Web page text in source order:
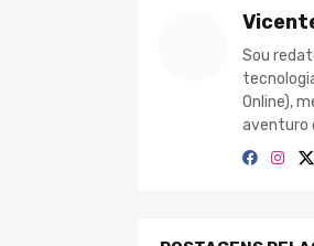
Sou
Online),
aventuro